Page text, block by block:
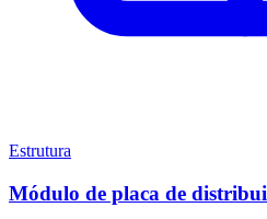
Estrutura
Módulo de placa de